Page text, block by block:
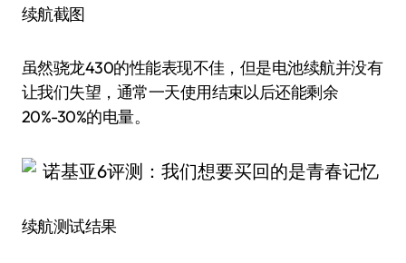
续航截图
虽然骁龙430的性能表现不佳，但是电池续航并没有
让我们失望，通常一天使用结束以后还能剩余
20%-30%的电量。
续航测试结果